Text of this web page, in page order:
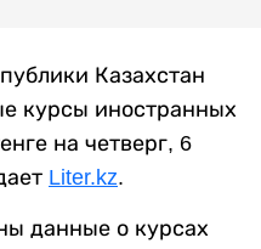
Казахстан
курсы иностранных
на четверг, 6
Liter.kz.
данные о курсах